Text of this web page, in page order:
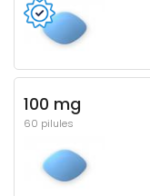
100 mg
60 pilules